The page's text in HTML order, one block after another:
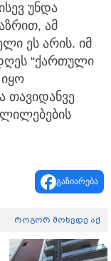
უნდა
ამ
ეს არის. იმ
“ქართული
თავიდანვე
გაზიარება
როგორ მოხვდე აქ